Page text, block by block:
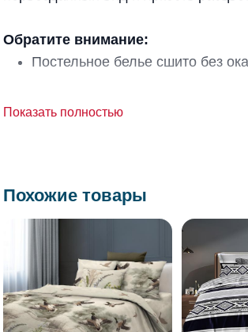
Обратите внимание:
Постельное белье сшито без
Показать полностью
Похожие товары